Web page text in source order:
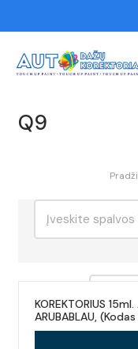
Q9
KOREKTORIUS
ARUBABLAU,